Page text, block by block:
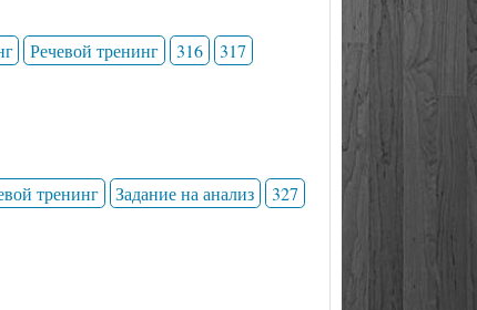
Речевой тренинг 316
317
тренинг Задание на анализ
327